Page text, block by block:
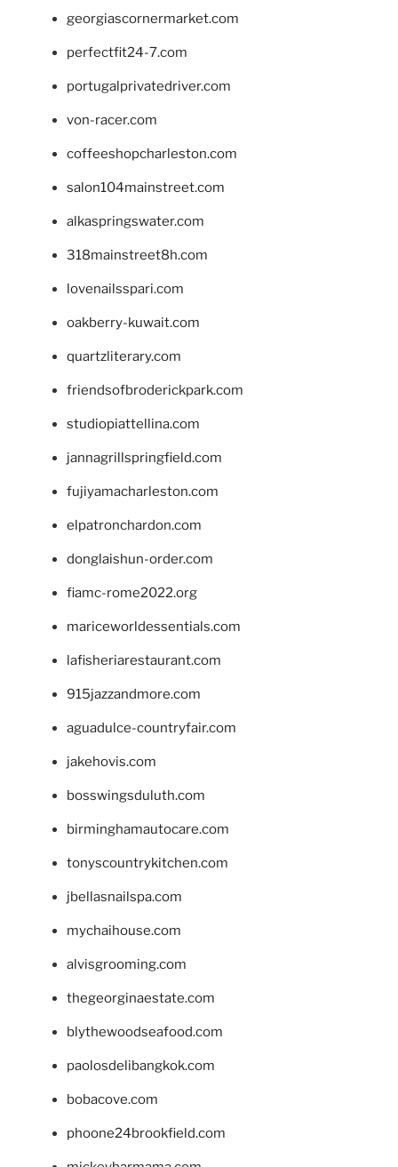
georgiascornermarket.com
perfectfit24-7.com
portugalprivatedriver.com
von-racer.com
coffeeshopcharleston.com
salon104mainstreet.com
alkaspringswater.com
318mainstreet8h.com
lovenailsspari.com
oakberry-kuwait.com
quartzliterary.com
friendsofbroderickpark.com
studiopiattellina.com
jannagrillspringfield.com
fujiyamacharleston.com
elpatronchardon.com
donglaishun-order.com
fiamc-rome2022.org
mariceworldessentials.com
lafisheriarestaurant.com
915jazzandmore.com
aguadulce-countryfair.com
jakehovis.com
bosswingsduluth.com
birminghamautocare.com
tonyscountrykitchen.com
jbellasnailspa.com
mychaihouse.com
alvisgrooming.com
thegeorginaestate.com
blythewoodseafood.com
paolosdelibangkok.com
bobacove.com
phoone24brookfield.com